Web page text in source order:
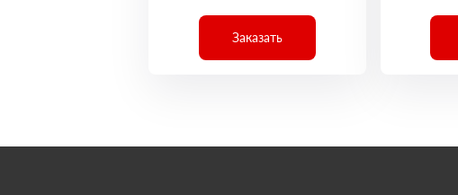
Заказать